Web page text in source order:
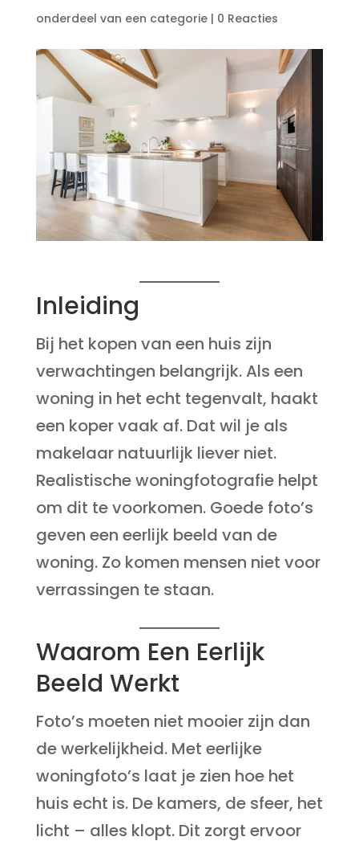
onderdeel van een categorie| 0 Reacties
Inleiding
Bij het kopen van een huis zijn
verwachtingen belangrijk. Als een
woning in het echt tegenvalt, haakt
een koper vaak af. Dat wil je als
makelaar natuurlijk liever niet.
Realistische woningfotografie helpt
om dit te voorkomen. Goede foto’s
geven een eerlijk beeld van de
woning. Zo komen mensen niet voor
verrassingen te staan.
Waarom Een Eerlijk
Beeld Werkt
Foto’s moeten niet mooier zijn dan
de werkelijkheid. Met eerlijke
woningfoto’s laat je zien hoe het
huis echt is. De kamers, de sfeer, het
licht – alles klopt. Dit zorgt ervoor